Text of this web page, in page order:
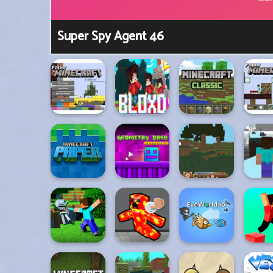
Super Spy Agent 46